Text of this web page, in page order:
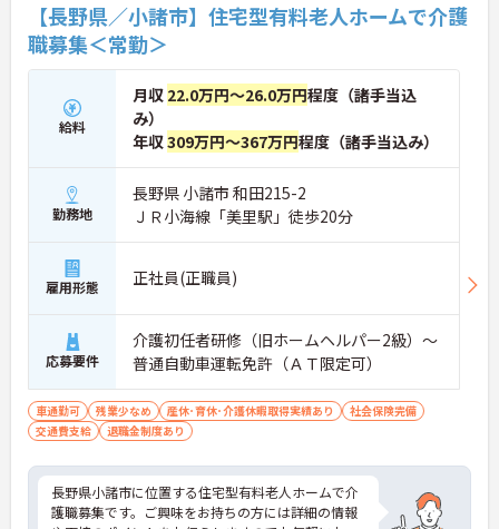
【長野県／小諸市】住宅型有料老人ホームで介護
職募集＜常勤＞
給料
月収 22.0万円～26.0万円程度（諸手当込
み）
年収309万円～367万円程度（諸手当込み）
勤務地
長野県 小諸市 和田215-2
ＪＲ小海線「美里駅」徒歩20分
雇用形態 正社員(正職員)
応募要件
介護初任者研修（旧ホームヘルパー2級）～
普通自動車運転免許（ＡＴ限定可）
車通勤可 残業少なめ 産休･育休･介護休暇取得実績あり
社会保険完備
交通費支給
退職金制度あり
長野県小諸市に位置する住宅型有料老人ホームで介
護職募集です。ご興味をお持ちの方には詳細の情報